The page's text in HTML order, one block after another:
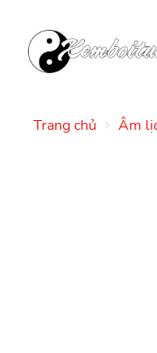
Trang chủ Âm